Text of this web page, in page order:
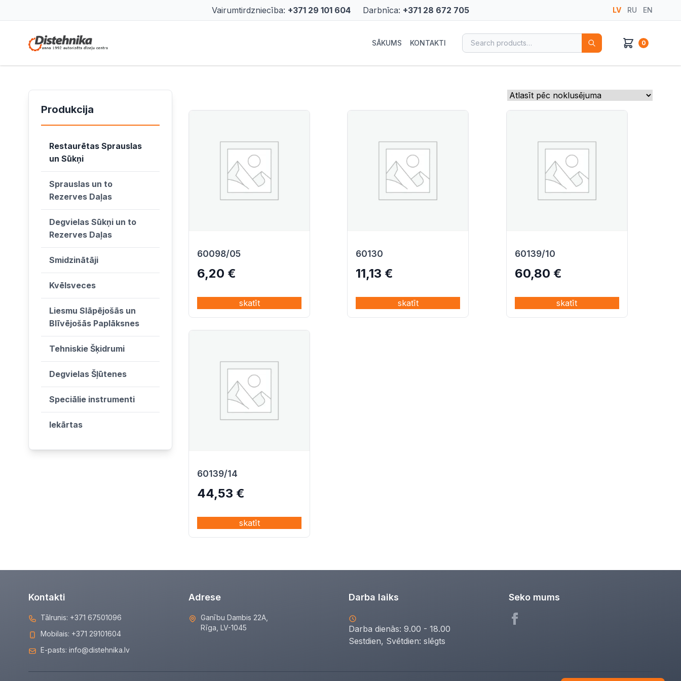
Vairumtirdzniecība: +371 29 101 604 Darbnīca: +371 28 672 705 LV RU EN
SĀKUMS KONTAKTI Search for: 0
Produkcija
Restaurētas Sprauslas
un Sūkņi
Sprauslas un to
Rezerves Daļas
Degvielas Sūkņi un to
Rezerves Daļas
Smidzinātāji
Kvēlsveces
Liesmu Slāpējošās un
Blīvējošās Paplāksnes
Tehniskie Šķidrumi
Degvielas Šļūtenes
Speciālie instrumenti
Iekārtas
60098/05
6,20 €
skatīt
60130
11,13 €
skatīt
60139/10
60,80 €
skatīt
60139/14
44,53 €
skatīt
Kontakti
Tālrunis: +371 67501096
Mobilais: +371 29101604
E-pasts: info@distehnika.lv
Adrese
Ganību Dambis 22A,
Rīga, LV-1045
Darba laiks
Darba dienās: 9.00 - 18.00
Sestdien, Svētdien: slēgts
Seko mums